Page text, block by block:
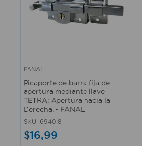
FANAL
Picaporte de barra fija de
apertura mediante llave
TETRA; Apertura hacia la
Derecha. - FANAL
SKU: 694018
$16,99